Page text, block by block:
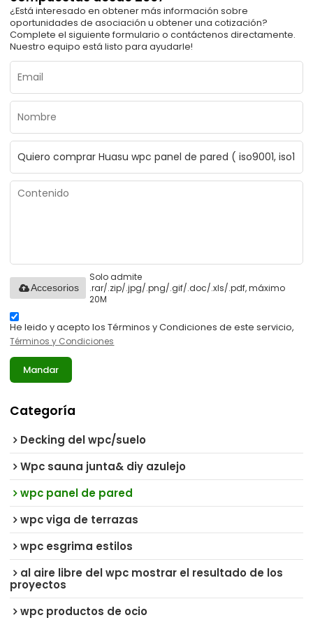
¿Está interesado en obtener más información sobre
oportunidades de asociación u obtener una cotización?
Complete el siguiente formulario o contáctenos directamente.
Nuestro equipo está listo para ayudarle!
Solo admite
.rar/.zip/.jpg/.png/.gif/.doc/.xls/.pdf, máximo
20M
Accesorios
He leido y acepto los Términos y Condiciones de este servicio,
Términos y Condiciones
Mandar
Categoría
Decking del wpc/suelo
Wpc sauna junta& diy azulejo
wpc panel de pared
wpc viga de terrazas
wpc esgrima estilos
al aire libre del wpc mostrar el resultado de los
proyectos
wpc productos de ocio